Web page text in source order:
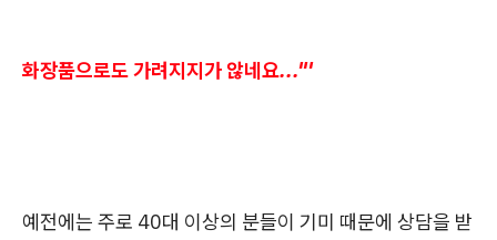
화장품으로도 가려지지가 않네요..."'
예전에는 주로 40대 이상의 분들이 기미 때문에 상담을 받